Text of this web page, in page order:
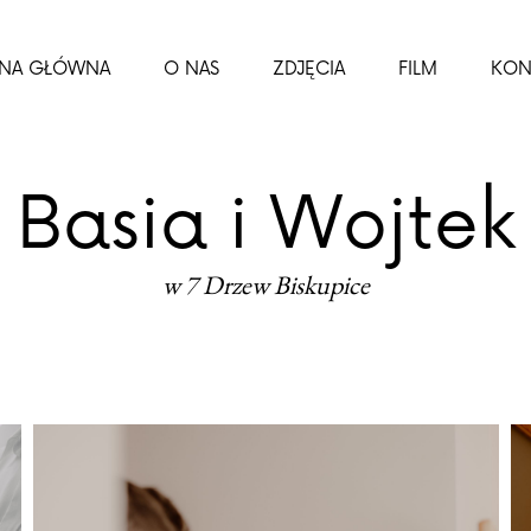
GŁÓWNA O NAS ZDJĘCIA FILM
Basia i Wojtek
w 7 Drzew Biskupice